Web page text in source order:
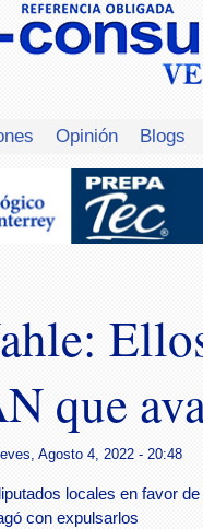
Opinión Blogs
que
Agosto 4, 2022 - 20:48
locales en favor
con expulsarlos